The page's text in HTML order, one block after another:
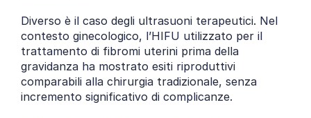
Diverso è il caso degli ultrasuoni terapeutici. Nel
contesto ginecologico, l’HIFU utilizzato per il
trattamento di fibromi uterini prima della
gravidanza ha mostrato esiti riproduttivi
comparabili alla chirurgia tradizionale, senza
incremento significativo di complicanze.